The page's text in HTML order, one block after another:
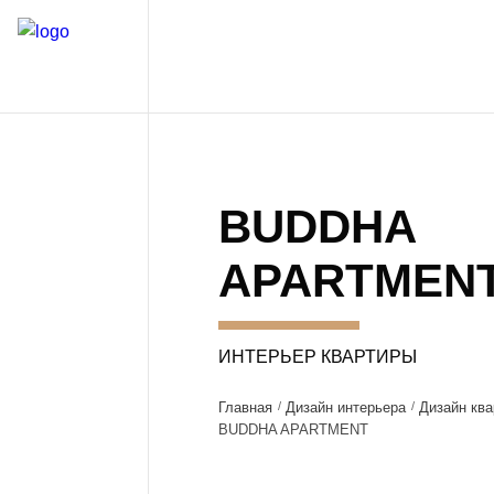
BUDDHA
ИНТЕРЬЕР КВАРТИРЫ
Главная Дизайн интерьера
Дизайн
BUDDHA APARTMENT